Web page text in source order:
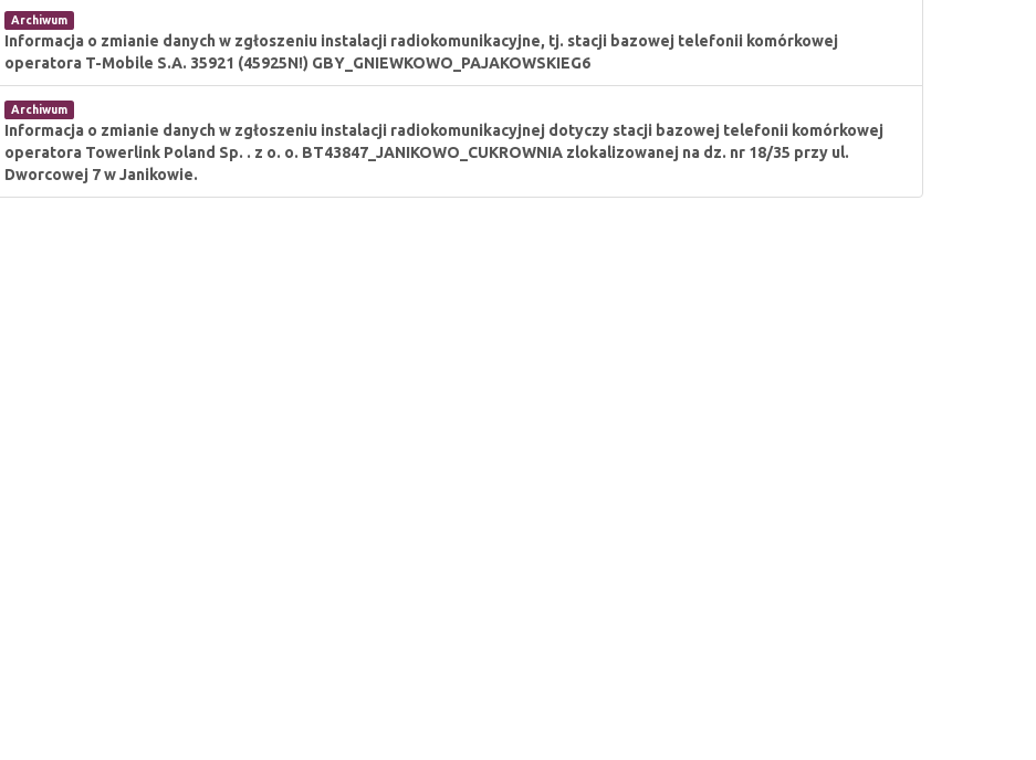
Archiwum
Informacja o zmianie danych w zgłoszeniu instalacji radiokomunikacyjne, tj. stacji bazowej telefonii komórkowej
operatora T-Mobile S.A. 35921 (45925N!) GBY_GNIEWKOWO_PAJAKOWSKIEG6
Archiwum
Informacja o zmianie danych w zgłoszeniu instalacji radiokomunikacyjnej dotyczy stacji bazowej telefonii komórkowej
operatora Towerlink Poland Sp. . z o. o. BT43847_JANIKOWO_CUKROWNIA zlokalizowanej na dz. nr 18/35 przy ul.
Dworcowej 7 w Janikowie.